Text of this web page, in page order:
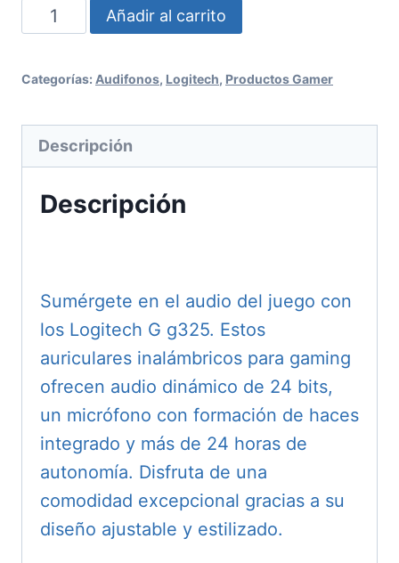
Audifonos
Logitech
G
Lightspeed
cantidad
Añadir al carrito
Categorías: Audifonos, Logitech, Productos Gamer
Descripción
Descripción
Sumérgete en el audio del juego con
los Logitech G g325. Estos
auriculares inalámbricos para gaming
ofrecen audio dinámico de 24 bits,
un micrófono con formación de haces
integrado y más de 24 horas de
autonomía. Disfruta de una
comodidad excepcional gracias a su
diseño ajustable y estilizado.